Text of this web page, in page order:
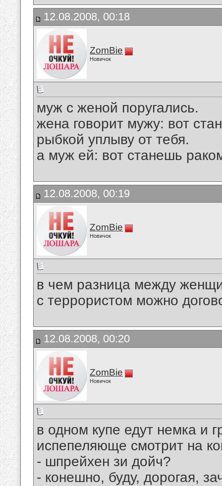
12.08.2008, 00:18
ZomBie
Новичок
муж с женой поругались.
жена говорит мужу: вот
рыбкой уплыву от тебя.
а муж ей: вот станешь
12.08.2008, 00:19
ZomBie
Новичок
в чем разница между
с террористом можно
12.08.2008, 00:20
ZomBie
Новичок
в одном купе едут немка и
испепеляюще смотрит на
- шпрейхен зи дойч?
- конешно, буду, дорогая,